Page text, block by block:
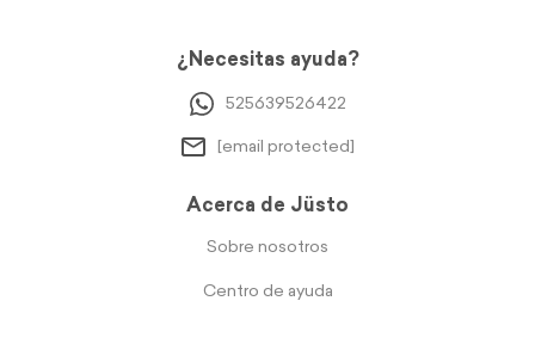
¿Necesitas ayuda?
525639526422
[email protected]
Acerca de Jüsto
Sobre nosotros
Centro de ayuda